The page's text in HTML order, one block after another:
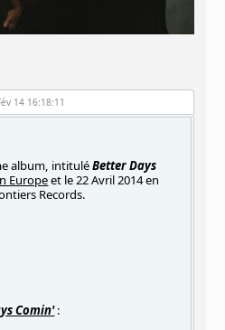
14 16:18:11
album, intituléBetter Days
Europeet le 22 Avril 2014 en
Records.
Comin':